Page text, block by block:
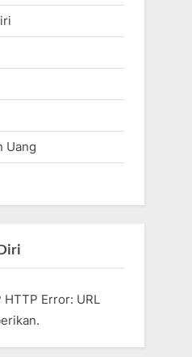
Uang
HTTP Error: URL